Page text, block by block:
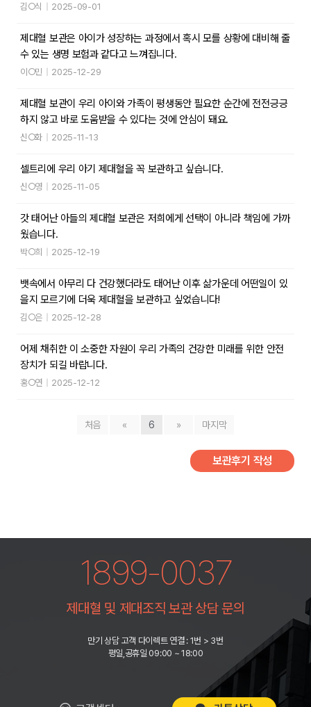
김○식 2025-09-01
제대혈 보관은 아이가 성장하는 과정에서 혹시 모를 상황에 대비해 줄
수 있는 생명 보험과 같다고 느껴집니다.
이○민 2025-12-29
제대혈 보관이 우리 아이와 가족이 평생동안 필요한 순간에 전전긍긍
하지 않고 바로 도움받을 수 있다는 것에 안심이 돼요.
신○화 2025-11-13
셀트리에 우리 아기 제대혈을 꼭 보관하고 싶습니다.
신○영 2025-11-05
갓 태어난 아들의 제대혈 보관은 저희에게 선택이 아니라 책임에 가까
웠습니다.
박○희 2025-12-19
뱃속에서 아무리 다 건강했더라도 태어난 이후 삶가운데 어떤일이 있
을지 모르기에 더욱 제대혈을 보관하고 싶었습니다!
김○은 2025-12-28
어제 채취한 이 소중한 자원이 우리 가족의 건강한 미래를 위한 안전
장치가 되길 바랍니다.
홍○연 2025-12-12
처음 « 6 » 마지막
보관후기 작성
1899-0037
제대혈 및 제대조직 보관 상담 문의
만기 상담 고객 다이렉트 연결 : 1번 > 3번
평일,공휴일 09:00 ~ 18:00